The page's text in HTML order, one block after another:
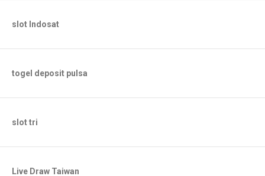
slot Indosat
togel deposit pulsa
slot tri
Live Draw Taiwan